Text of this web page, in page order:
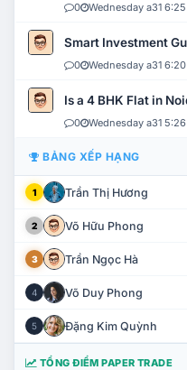
0 Wednesday a31
Smart Investment
0 Wednesday a31
Is a 4 BHK Flat in
0 Wednesday a31
BẢNG XẾP HẠNG
1 Trần Thị Hương
2 Võ Hữu Phong
3 Trần Ngọc Hà
4 Võ Duy Phong
5 Đặng Kim Quỳnh
TỔNG ĐIỂM PAPER TRADE